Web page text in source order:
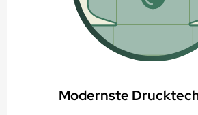
Modernste